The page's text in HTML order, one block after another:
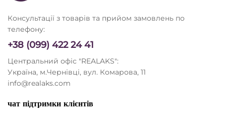
Консультації з товарів та прийом замовлень по
телефону:
+38 (099) 422 24 41
Центральний офіс "REALAKS":
Україна, м.Чернівці, вул. Комарова, 11
info@realaks.com
чат підтримки клієнтів